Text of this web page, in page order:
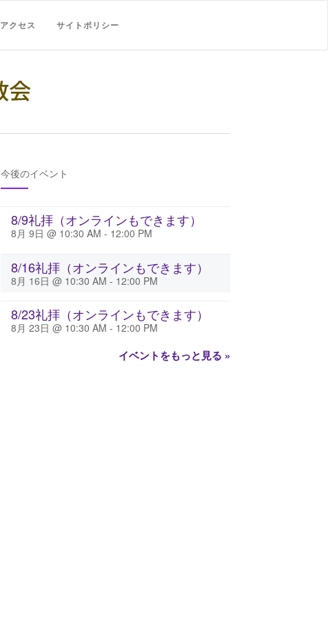
アクセス サイトポリシー
今後のイベント
8/9礼拝（オンラインもできます）
8月 9日 @ 10:30 AM - 12:00 PM
8/16礼拝（オンラインもできます）
8月 16日 @ 10:30 AM - 12:00 PM
8/23礼拝（オンラインもできます）
8月 23日 @ 10:30 AM - 12:00 PM
イベントをもっと見る »